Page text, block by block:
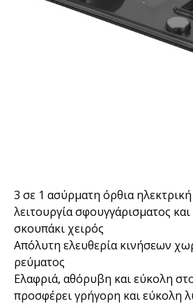
3 σε 1 ασύρματη όρθια
λειτουργία σφουγγάρισματος
σκουπάκι χειρός
Απόλυτη ελευθερία κινήσεων
ρεύματος
Ελαφριά, αθόρυβη και εύκολη
προσφέρει γρήγορη και εύκολη